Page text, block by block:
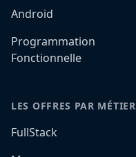
Android
Programmation
Fonctionnelle
LES OFFRES PAR MÉTIER
FullStack